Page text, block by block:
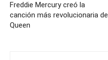
Freddie Mercury creó la
canción más revolucionaria de
Queen